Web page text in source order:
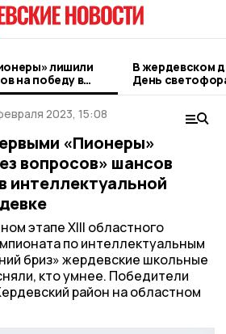
лишили
на победу в
в Жердевке
В жердевском
День
2023, 15:08
«Пионеры»
вопросов» шансов
интеллектуальной
этапе XIII областного
по интеллектуальным
бриз» жердевские школьные
кто умнее. Победители
район на областном